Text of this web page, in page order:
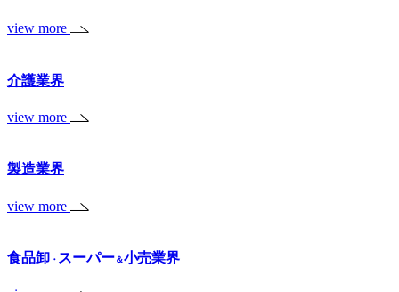
view more
介護業界
view more
製造業界
view more
食品卸・ スーパー＆小売業界